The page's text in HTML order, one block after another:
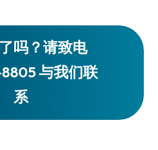
吗？请致电
与我们联
系